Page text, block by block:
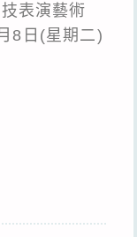
表演藝術
8日(星期二)